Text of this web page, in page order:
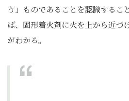
う」ものであることを認識するこ
ば、固形着火剤に火を上から近づ
がわかる。